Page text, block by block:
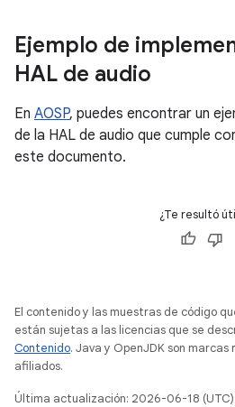
Ejemplo de
HAL de audio
En AOSP, puedes encontrar un
de la HAL de audio que cumple
este documento.
¿Te resultó
El contenido y las muestras de código
están sujetas a las licencias que se
Contenido. Java y OpenJDK son
afiliados.
Última actualización: 2026-06-18 (UTC)